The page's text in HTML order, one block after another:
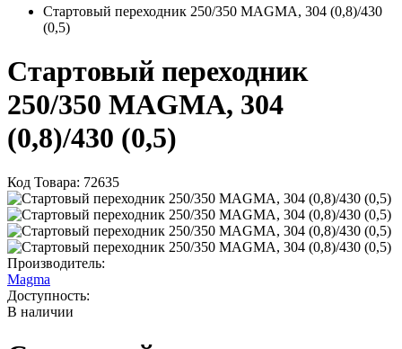
Стартовый переходник 250/350 MAGMA, 304 (0,8)/430
(0,5)
Стартовый переходник
250/350 MAGMA, 304
(0,8)/430 (0,5)
Код Товара: 72635
Производитель:
Magma
Доступность:
В наличии